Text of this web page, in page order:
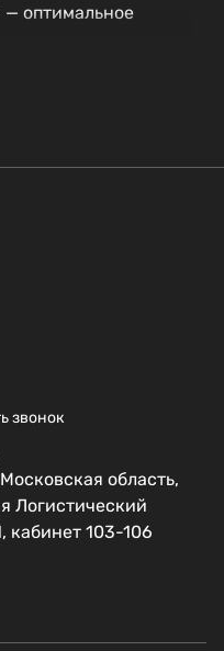
— оптимальное
использовать
Благодаря
обеспечивает
характеристики,
идеальное решение
TRAY-AS-AH-
элементом вашей
на утонченном
звонок
область,
Логистический
кабинет 103-106